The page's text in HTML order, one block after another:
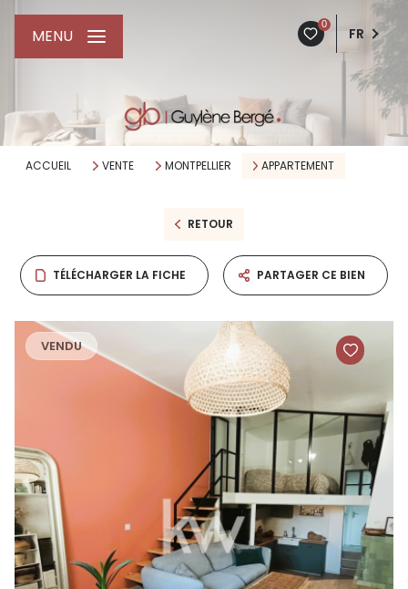
0
FR
MENU
ACCUEIL VENTE MONTPELLIER APPARTEMENT
RETOUR
TÉLÉCHARGER LA FICHE PARTAGER CE BIEN
VENDU